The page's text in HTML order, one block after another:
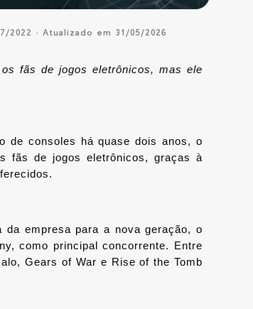
2022 · Atualizado em 31/05/2026
fãs de jogos eletrônicos, mas ele
de consoles há quase dois anos, o
fãs de jogos eletrônicos, graças à
empresa para a nova geração, o
como principal concorrente. Entre
Gears of War e Rise of the Tomb